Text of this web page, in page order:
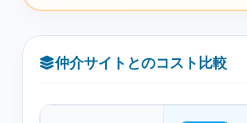
仲介サイトとのコスト比較